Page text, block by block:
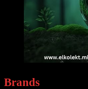
Brands